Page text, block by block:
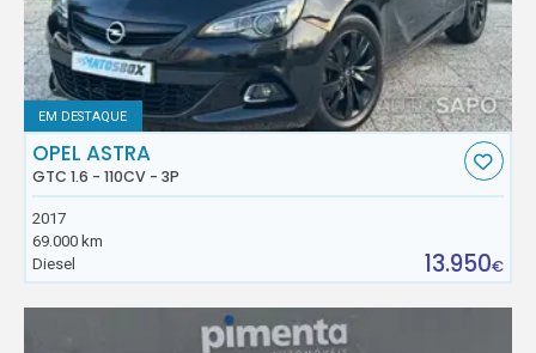
EM DESTAQUE
OPEL ASTRA
GTC 1.6 - 110CV - 3P
2017
69.000 km
Diesel
13.950€